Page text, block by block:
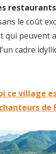
le coût
qui peuvent
cadre
ce village
de